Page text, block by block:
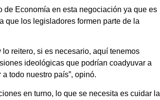
de Economía en esta negociación ya que es
que los legisladores formen parte de la
reitero, si es necesario, aquí tenemos
ideológicas que podrían coadyuvar a
todo nuestro país”, opinó.
en turno, lo que se necesita es cuidar la